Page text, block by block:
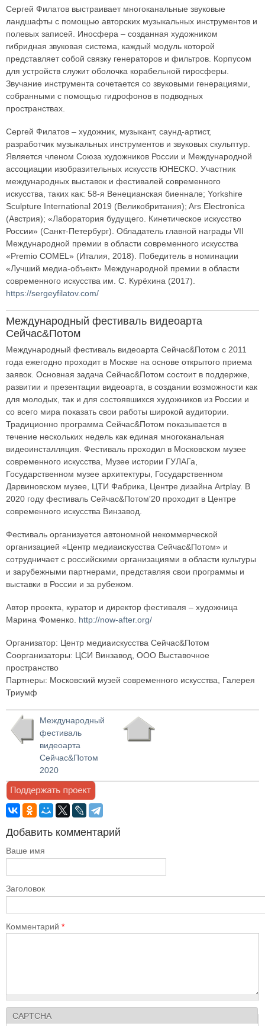
Сергей Филатов выстраивает многоканальные звуковые
ландшафты с помощью авторских музыкальных инструментов и
полевых записей. Иносфера – созданная художником
гибридная звуковая система, каждый модуль которой
представляет собой связку генераторов и фильтров. Корпусом
для устройств служит оболочка корабельной гиросферы.
Звучание инструмента сочетается со звуковыми генерациями,
собранными с помощью гидрофонов в подводных
пространствах.
Сергей Филатов – художник, музыкант, саунд-артист,
разработчик музыкальных инструментов и звуковых скульптур.
Является членом Союза художников России и Международной
ассоциации изобразительных искусств ЮНЕСКО. Участник
международных выставок и фестивалей современного
искусства, таких как: 58-я Венецианская биеннале; Yorkshire
Sculpture International 2019 (Великобритания); Ars Electronica
(Австрия); «Лаборатория будущего. Кинетическое искусство
России» (Санкт-Петербург). Обладатель главной награды VII
Международной премии в области современного искусства
«Premio COMEL» (Италия, 2018). Победитель в номинации
«Лучший медиа-объект» Международной премии в области
современного искусства им. С. Курёхина (2017).
https://sergeyfilatov.com/
Международный фестиваль видеоарта
Сейчас&Потом
Международный фестиваль видеоарта Сейчас&Потом с 2011
года ежегодно проходит в Москве на основе открытого приема
заявок. Основная задача Сейчас&Потом состоит в поддержке,
развитии и презентации видеоарта, в создании возможности как
для молодых, так и для состоявшихся художников из России и
со всего мира показать свои работы широкой аудитории.
Традиционно программа Сейчас&Потом показывается в
течение нескольких недель как единая многоканальная
видеоинсталляция. Фестиваль проходил в Московском музее
современного искусства, Музее истории ГУЛАГа,
Государственном музее архитектуры, Государственном
Дарвиновском музее, ЦТИ Фабрика, Центре дизайна Artplay. В
2020 году фестиваль Сейчас&Потом'20 проходит в Центре
современного искусства Винзавод.
Фестиваль организуется автономной некоммерческой
организацией «Центр медиаискусства Сейчас&Потом» и
сотрудничает с российскими организациями в области культуры
и зарубежными партнерами, представляя свои программы и
выставки в России и за рубежом.
Автор проекта, куратор и директор фестиваля – художница
Марина Фоменко. http://now-after.org/
Организатор: Центр медиаискусства Сейчас&Потом
Соорганизаторы: ЦСИ Винзавод, ООО Выставочное
пространство
Партнеры: Московский музей современного искусства, Галерея
Триумф
Международный
фестиваль
видеоарта
Сейчас&Потом
2020
Добавить комментарий
Ваше имя
Заголовок
Комментарий *
CAPTCHA